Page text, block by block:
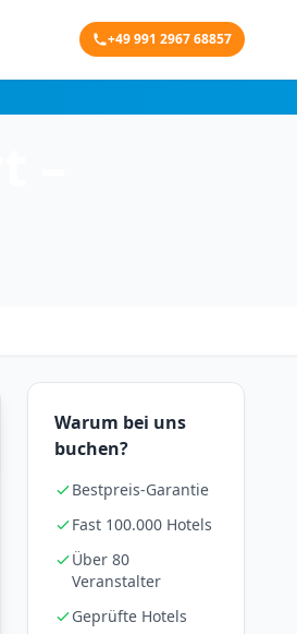
+49 991 2967 68857
Warum bei uns
buchen?
Bestpreis-Garantie
Fast 100.000 Hotels
Über 80
Veranstalter
Geprüfte Hotels